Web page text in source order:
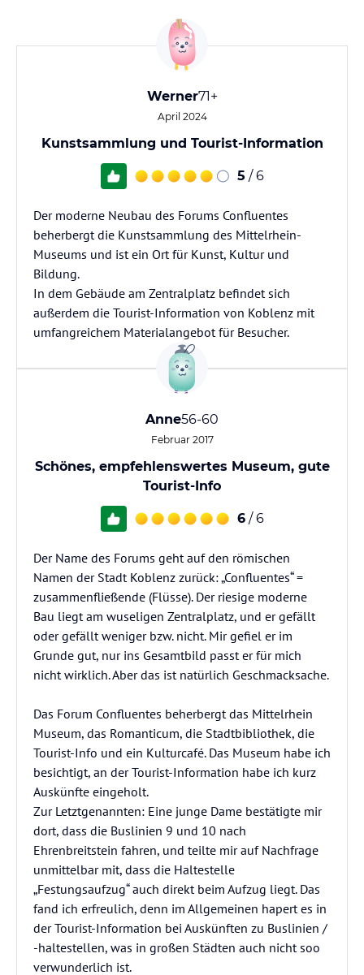
Werner71+
April 2024
Kunstsammlung und Tourist-Information
5 / 6
Der moderne Neubau des Forums Confluentes
beherbergt die Kunstsammlung des Mittelrhein-
Museums und ist ein Ort für Kunst, Kultur und
Bildung.
In dem Gebäude am Zentralplatz befindet sich
außerdem die Tourist-Information von Koblenz mit
Anne56-60
Februar 2017
Schönes, empfehlenswertes Museum, gute
Tourist-Info
6 / 6
Der Name des Forums geht auf den römischen
Namen der Stadt Koblenz zurück: „Confluentes“ =
zusammenfließende (Flüsse). Der riesige moderne
Bau liegt am wuseligen Zentralplatz, und er gefällt
oder gefällt weniger bzw. nicht. Mir gefiel er im
Grunde gut, nur ins Gesamtbild passt er für mich
nicht wirklich. Aber das ist natürlich Geschmacksache.
Das Forum Confluentes beherbergt das Mittelrhein
Museum, das Romanticum, die Stadtbibliothek, die
Tourist-Info und ein Kulturcafé. Das Museum habe ich
besichtigt, an der Tourist-Information habe ich kurz
Auskünfte eingeholt.
Zur Letztgenannten: Eine junge Dame bestätigte mir
dort, dass die Buslinien 9 und 10 nach
Ehrenbreitstein fahren, und teilte mir auf Nachfrage
unmittelbar mit, dass die Haltestelle
„Festungsaufzug“ auch direkt beim Aufzug liegt. Das
fand ich erfreulich, denn im Allgemeinen hapert es in
der Tourist-Information bei Auskünften zu Buslinien /
-haltestellen, was in großen Städten auch nicht soo
verwunderlich ist.